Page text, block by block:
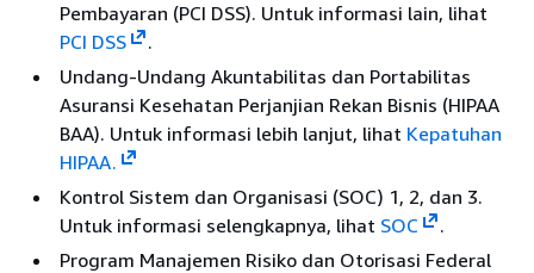
Pembayaran (PCI DSS). Untuk informasi lain, lihat
PCI DSS
.
Undang-Undang Akuntabilitas dan Portabilitas
Asuransi Kesehatan Perjanjian Rekan Bisnis (HIPAA
BAA). Untuk informasi lebih lanjut, lihat Kepatuhan
HIPAA.
Kontrol Sistem dan Organisasi (SOC) 1, 2, dan 3.
Untuk informasi selengkapnya, lihat SOC
.
Program Manajemen Risiko dan Otorisasi Federal